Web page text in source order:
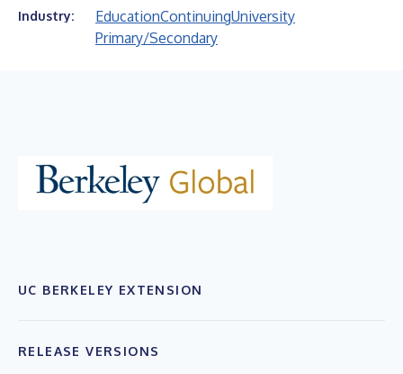
Industry: EducationContinuingUniversity
Primary/Secondary
UC BERKELEY EXTENSION
RELEASE VERSIONS